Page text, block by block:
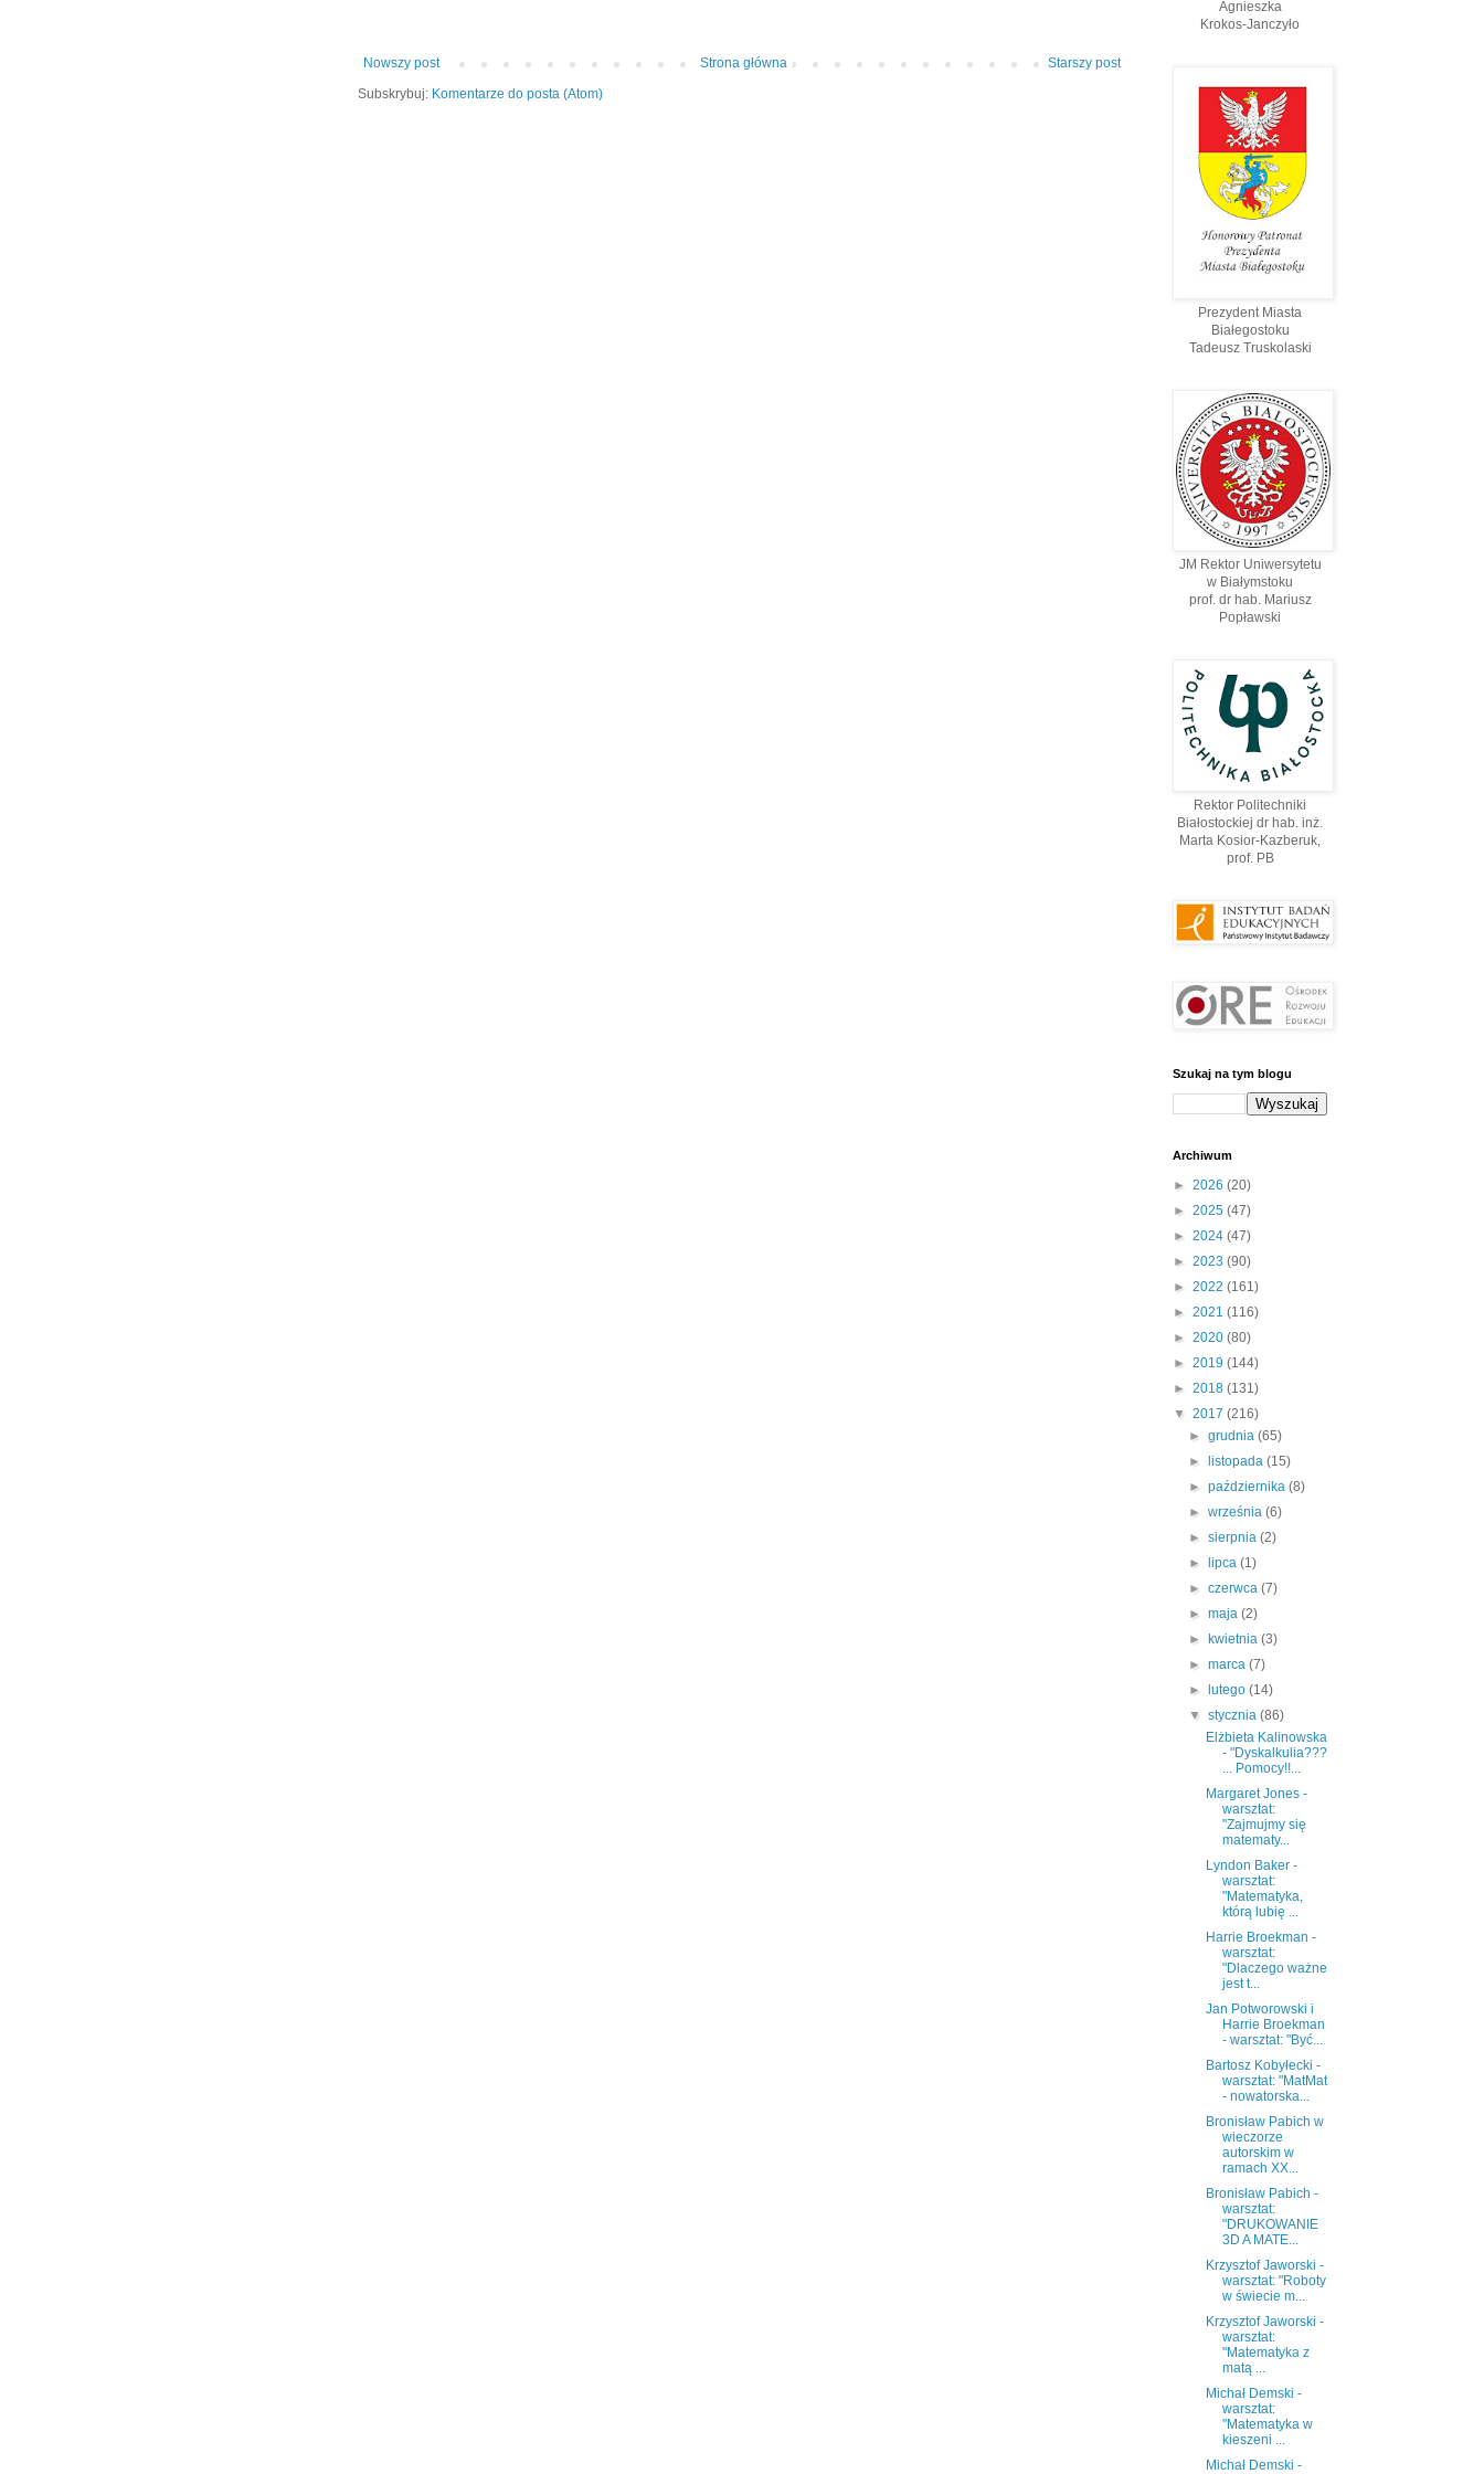
Nowszy post Starszy post
Strona główna
Subskrybuj: Komentarze do posta (Atom)
Agnieszka
Krokos-Janczyło
Prezydent Miasta
Białegostoku
Tadeusz Truskolaski
JM Rektor Uniwersytetu
w Białymstoku
prof. dr hab. Mariusz
Popławski
Rektor Politechniki
Białostockiej dr hab. inż.
Marta Kosior-Kazberuk,
prof. PВ
Szukaj na tym blogu
Archiwum
► 2026 (20)
► 2025 (47)
► 2024 (47)
► 2023 (90)
► 2022 (161)
► 2021 (116)
► 2020 (80)
► 2019 (144)
► 2018 (131)
▼ 2017 (216)
►grudnia(65)
►
listopada(15)
►października(8)
►września(6)
►sierpnia(2)
►
lipca(1)
►czerwca(7)
►maja(2)
►
kwietnia(3)
►marca(7)
►
lutego(14)
▼stycznia(86)
Elżbieta Kalinowska
- "Dyskalkulia???
... Pomocy!!...
Margaret Jones -
warsztat:
"Zajmujmy się
matematy...
Lyndon Baker -
warsztat:
"Matematyka,
którą lubię ...
Harrie Broekman -
warsztat:
"Dlaczego ważne
jest t...
Jan Potworowski i
Harrie Broekman
- warsztat: "Być...
Bartosz Kobyłecki -
warsztat: "MatMat
- nowatorska...
Bronisław Pabich w
wieczorze
autorskim w
ramach XX...
Bronisław Pabich -
warsztat:
"DRUKOWANIE
3D A MATE...
Krzysztof Jaworski -
warsztat: "Roboty
w świecie m...
Krzysztof Jaworski -
warsztat:
"Matematyka z
matą ...
Michał Demski -
warsztat:
"Matematyka w
kieszeni ...
Michał Demski -